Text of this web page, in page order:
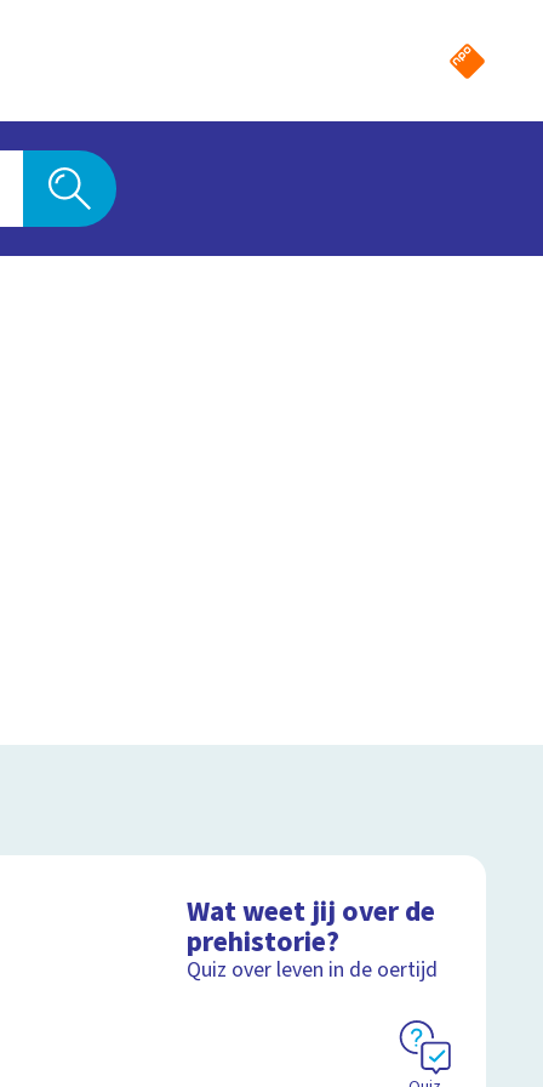
Wat weet jij over de
prehistorie?
Quiz over leven in de oertijd